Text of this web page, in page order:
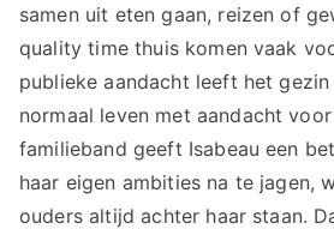
samen uit eten gaan, reizen of
quality time thuis komen vaak
publieke aandacht leeft het
normaal leven met aandacht
familieband geeft Isabeau een
haar eigen ambities na te jagen,
ouders altijd achter haar staan.